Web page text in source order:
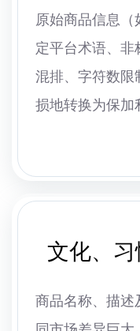
原始商品信息
定平台术语、非
混排、字符数限
损地转换为保加
文化、
商品名称、描述